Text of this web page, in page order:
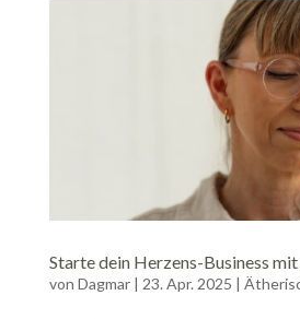
Starte dein Herzens-Business
von Dagmar| 23. Apr. 2025 |